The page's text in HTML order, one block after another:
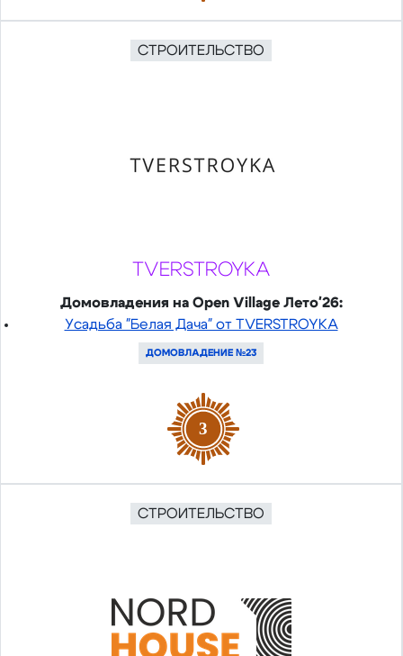
СТРОИТЕЛЬСТВО
TVERSTROYKA
Домовладения на Open Village Лето'26:
Усадьба "Белая Дача" от TVERSTROYKA
ДОМОВЛАДЕНИЕ №23
3
СТРОИТЕЛЬСТВО